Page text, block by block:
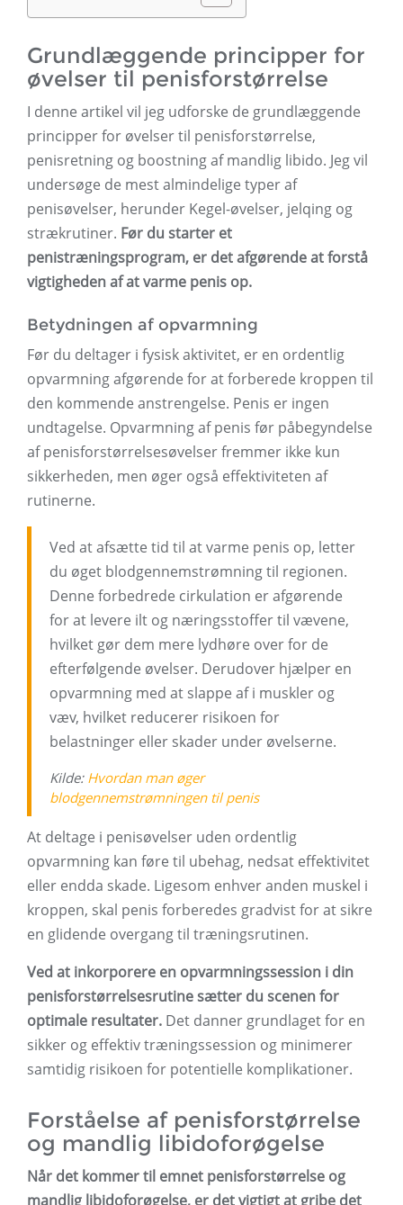
Grundlæggende principper for
øvelser til penisforstørrelse
I denne artikel vil jeg udforske de grundlæggende
principper for øvelser til penisforstørrelse,
penisretning og boostning af mandlig libido. Jeg vil
undersøge de mest almindelige typer af
penisøvelser, herunder Kegel-øvelser, jelqing og
strækrutiner. Før du starter et
penistræningsprogram, er det afgørende at forstå
vigtigheden af ​​at varme penis op.
Betydningen af ​​opvarmning
Før du deltager i fysisk aktivitet, er en ordentlig
opvarmning afgørende for at forberede kroppen til
den kommende anstrengelse. Penis er ingen
undtagelse. Opvarmning af penis før påbegyndelse
af penisforstørrelsesøvelser fremmer ikke kun
sikkerheden, men øger også effektiviteten af ​​
rutinerne.
Ved at afsætte tid til at varme penis op, letter
du øget blodgennemstrømning til regionen.
Denne forbedrede cirkulation er afgørende
for at levere ilt og næringsstoffer til vævene,
hvilket gør dem mere lydhøre over for de
efterfølgende øvelser. Derudover hjælper en
opvarmning med at slappe af i muskler og
væv, hvilket reducerer risikoen for
belastninger eller skader under øvelserne.
Kilde: Hvordan man øger
blodgennemstrømningen til penis
At deltage i penisøvelser uden ordentlig
opvarmning kan føre til ubehag, nedsat effektivitet
eller endda skade. Ligesom enhver anden muskel i
kroppen, skal penis forberedes gradvist for at sikre
en glidende overgang til træningsrutinen.
Ved at inkorporere en opvarmningssession i din
penisforstørrelsesrutine sætter du scenen for
optimale resultater. Det danner grundlaget for en
sikker og effektiv træningssession og minimerer
samtidig risikoen for potentielle komplikationer.
Forståelse af penisforstørrelse
og mandlig libidoforøgelse
Når det kommer til emnet penisforstørrelse og
mandlig libidoforøgelse, er det vigtigt at gribe det